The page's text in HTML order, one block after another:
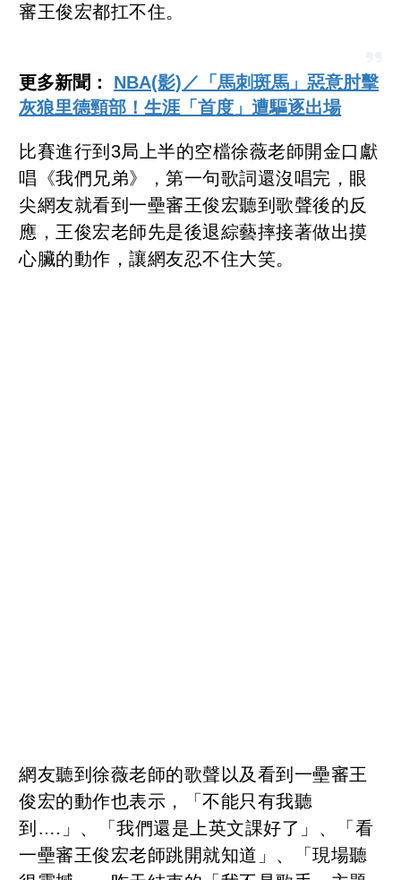
審王俊宏都扛不住。
更多新聞： NBA(影)／「馬刺斑馬」惡意肘擊
灰狼里德頸部！生涯「首度」遭驅逐出場
比賽進行到3局上半的空檔徐薇老師開金口獻
唱《我們兄弟》，第一句歌詞還沒唱完，眼
尖網友就看到一壘審王俊宏聽到歌聲後的反
應，王俊宏老師先是後退綜藝摔接著做出摸
心臟的動作，讓網友忍不住大笑。
網友聽到徐薇老師的歌聲以及看到一壘審王
俊宏的動作也表示，「不能只有我聽
到….」、「我們還是上英文課好了」、「看
一壘審王俊宏老師跳開就知道」、「現場聽